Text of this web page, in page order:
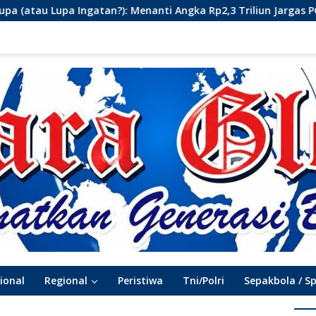
Angka Rp2,3 Triliun Jargas PGN Surabaya Keluar dari
Regional Peristiwa Tni/Polri Sepakbola /